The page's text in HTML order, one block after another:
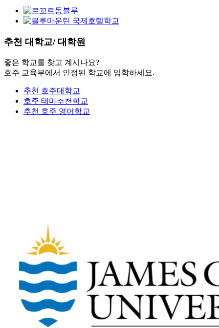
추천 대학교/ 대학원
좋은 학교를 찾고 계시나요?
호주 교육부에서 인정된 학교에 입학하세요.
추천 호주대학교
호주 테마추천학교
추천 호주 영어학교